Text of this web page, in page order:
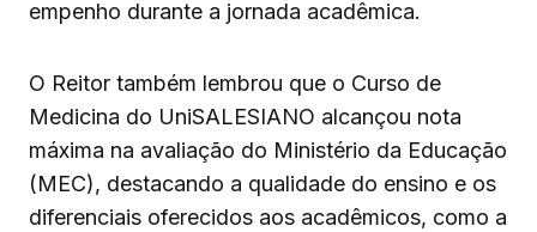
empenho durante a jornada acadêmica.
O Reitor também lembrou que o Curso de
Medicina do UniSALESIANO alcançou nota
máxima na avaliação do Ministério da Educação
(MEC), destacando a qualidade do ensino e os
diferenciais oferecidos aos acadêmicos, como a